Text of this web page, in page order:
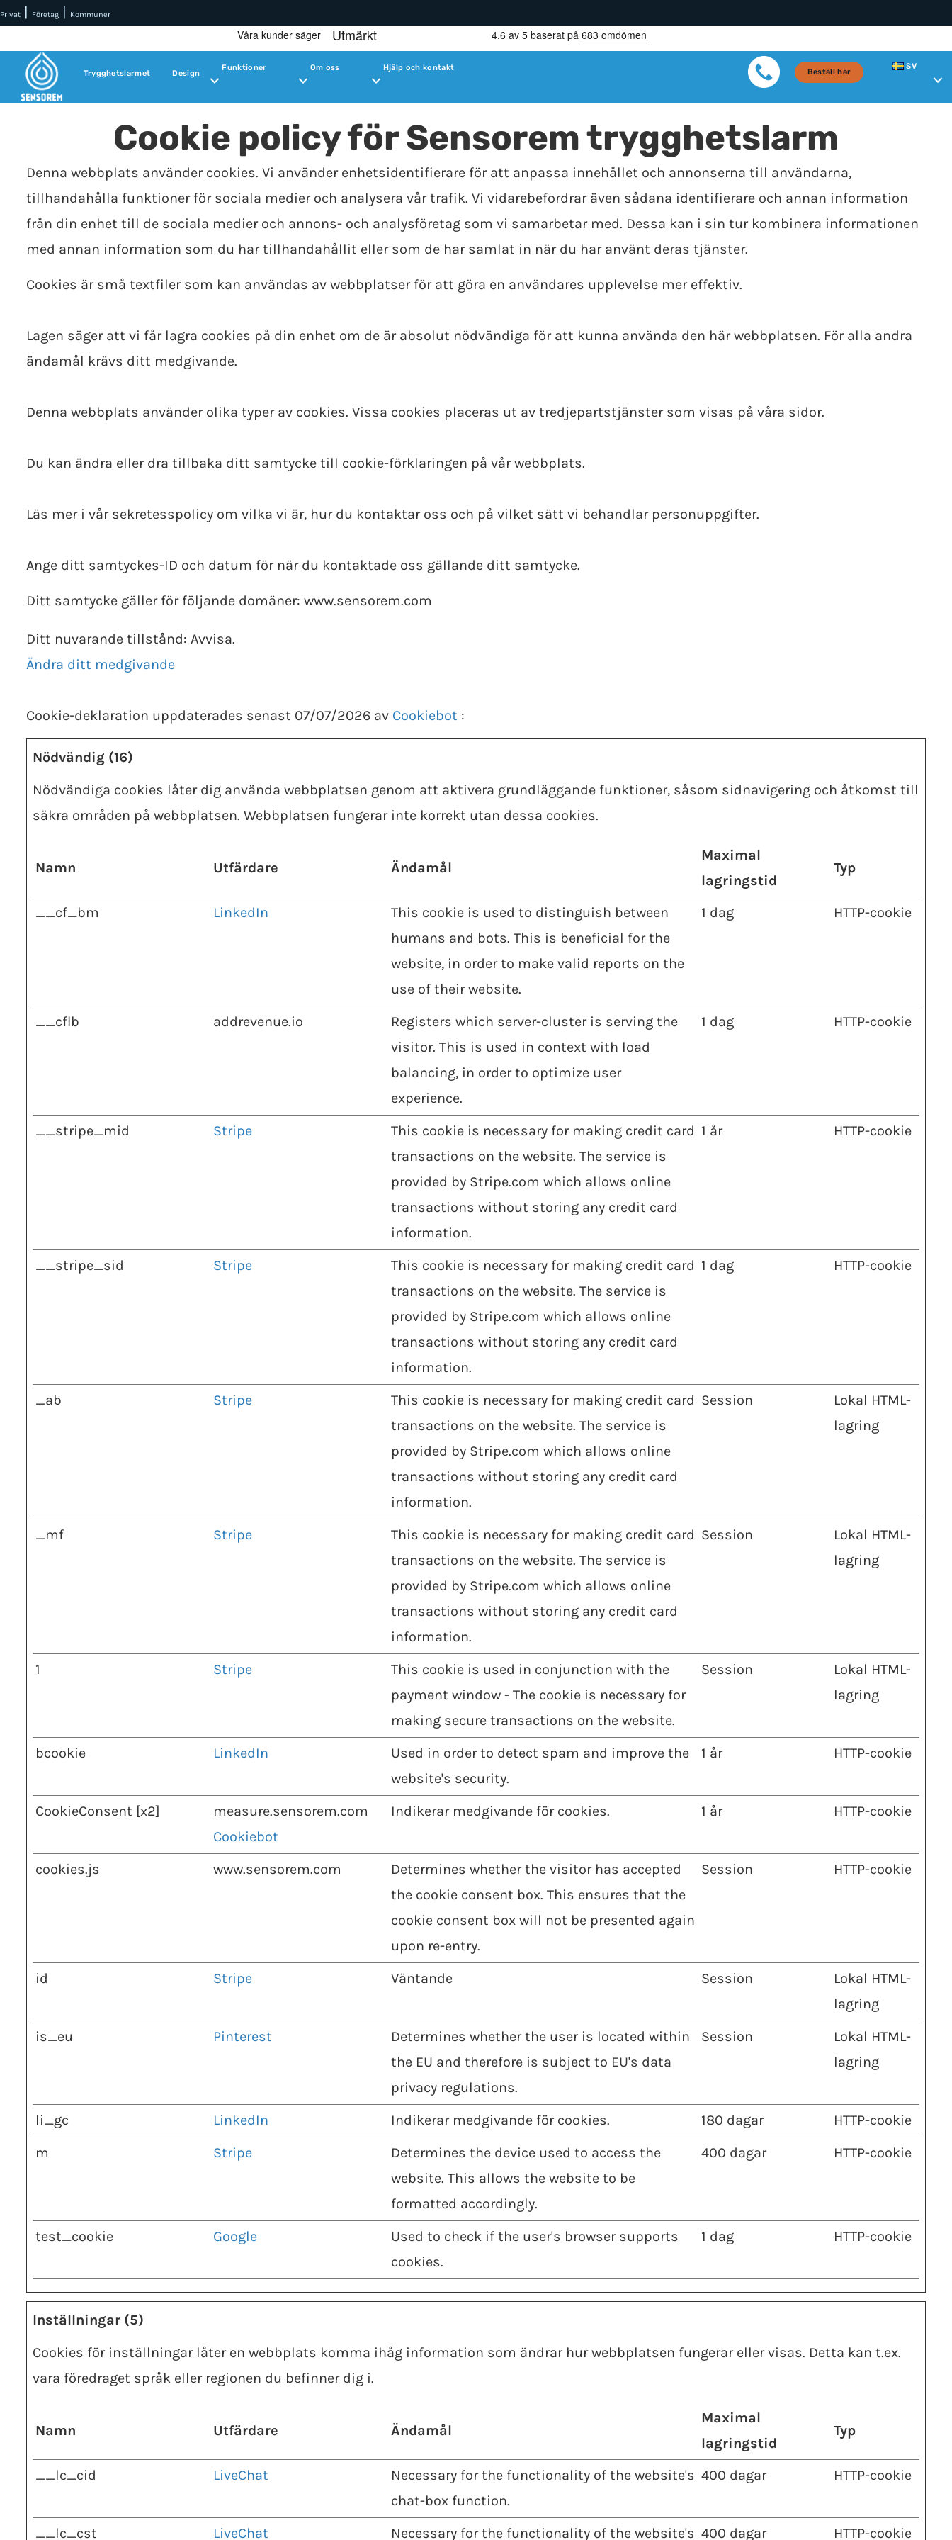
Privat Företag Kommuner
Trygghetslarmet Design
Funktioner Om oss Hjälp och kontakt
Beställ här
SV
Cookie policy för Sensorem trygghetslarm
Denna webbplats använder cookies. Vi använder enhetsidentifierare för att anpassa innehållet och annonserna till användarna,
tillhandahålla funktioner för sociala medier och analysera vår trafik. Vi vidarebefordrar även sådana identifierare och annan information
från din enhet till de sociala medier och annons- och analysföretag som vi samarbetar med. Dessa kan i sin tur kombinera informationen
med annan information som du har tillhandahållit eller som de har samlat in när du har använt deras tjänster.
Cookies är små textfiler som kan användas av webbplatser för att göra en användares upplevelse mer effektiv.
Lagen säger att vi får lagra cookies på din enhet om de är absolut nödvändiga för att kunna använda den här webbplatsen. För alla andra
ändamål krävs ditt medgivande.
Denna webbplats använder olika typer av cookies. Vissa cookies placeras ut av tredjepartstjänster som visas på våra sidor.
Du kan ändra eller dra tillbaka ditt samtycke till cookie-förklaringen på vår webbplats.
Läs mer i vår sekretesspolicy om vilka vi är, hur du kontaktar oss och på vilket sätt vi behandlar personuppgifter.
Ange ditt samtyckes-ID och datum för när du kontaktade oss gällande ditt samtycke.
Ditt samtycke gäller för följande domäner: www.sensorem.com
Ditt nuvarande tillstånd: Avvisa.
Ändra ditt medgivande
Cookie-deklaration uppdaterades senast 07/07/2026 av Cookiebot :
Nödvändig (16)
Nödvändiga cookies låter dig använda webbplatsen genom att aktivera grundläggande funktioner, såsom sidnavigering och åtkomst till
säkra områden på webbplatsen. Webbplatsen fungerar inte korrekt utan dessa cookies.
Namn Utfärdare Ändamål
Maximal
lagringstid
Typ
__cf_bm LinkedIn
This cookie is used to distinguish between
humans and bots. This is beneficial for the
website, in order to make valid reports on the
use of their website.
1 dag HTTP-cookie
__cflb addrevenue.io
Registers which server-cluster is serving the
visitor. This is used in context with load
balancing, in order to optimize user
experience.
1 dag HTTP-cookie
__stripe_mid Stripe
This cookie is necessary for making credit card
transactions on the website. The service is
provided by Stripe.com which allows online
transactions without storing any credit card
information.
1 år HTTP-cookie
__stripe_sid Stripe
This cookie is necessary for making credit card
transactions on the website. The service is
provided by Stripe.com which allows online
transactions without storing any credit card
information.
1 dag HTTP-cookie
_ab Stripe
This cookie is necessary for making credit card
transactions on the website. The service is
provided by Stripe.com which allows online
transactions without storing any credit card
information.
Session
Lokal HTML-
lagring
_mf Stripe
This cookie is necessary for making credit card
transactions on the website. The service is
provided by Stripe.com which allows online
transactions without storing any credit card
information.
Session
Lokal HTML-
lagring
1 Stripe
This cookie is used in conjunction with the
payment window - The cookie is necessary for
making secure transactions on the website.
Session
Lokal HTML-
lagring
bcookie LinkedIn
Used in order to detect spam and improve the
website's security.
1 år HTTP-cookie
CookieConsent [x2]
measure.sensorem.com
Cookiebot
Indikerar medgivande för cookies. 1 år HTTP-cookie
cookies.js www.sensorem.com
Determines whether the visitor has accepted
the cookie consent box. This ensures that the
cookie consent box will not be presented again
upon re-entry.
Session HTTP-cookie
id Stripe Väntande Session
Lokal HTML-
lagring
is_eu
Pinterest
Determines whether the user is located within
the EU and therefore is subject to EU's data
privacy regulations.
Session
Lokal HTML-
lagring
li_gc LinkedIn Indikerar medgivande för cookies. 180 dagar
HTTP-cookie
m
Stripe
Determines the device used to access the
website. This allows the website to be
formatted accordingly.
400 dagar HTTP-cookie
test_cookie Google
Used to check if the user's browser supports
cookies.
1 dag HTTP-cookie
Inställningar (5)
Cookies för inställningar låter en webbplats komma ihåg information som ändrar hur webbplatsen fungerar eller visas. Detta kan t.ex.
vara föredraget språk eller regionen du befinner dig i.
Namn Utfärdare Ändamål
Maximal
lagringstid
Typ
__lc_cid LiveChat
Necessary for the functionality of the website's
chat-box function.
400 dagar HTTP-cookie
__lc_cst LiveChat Necessary for the functionality of the website's 400 dagar HTTP-cookie